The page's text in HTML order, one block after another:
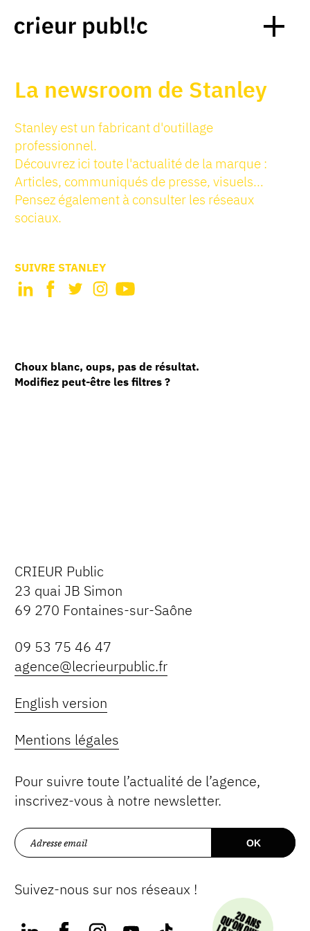
La newsroom de Stanley
Stanley est un fabricant d'outillage
professionnel.
Découvrez ici toute l'actualité de la marque :
Articles, communiqués de presse, visuels…
Pensez également à consulter les réseaux
sociaux.
SUIVRE STANLEY
Choux blanc, oups, pas de résultat.
Modifiez peut-être les filtres ?
CRIEUR Public
23 quai JB Simon
69 270 Fontaines-sur-Saône
09 53 75 46 47
agence@lecrieurpublic.fr
English version
Mentions légales
Pour suivre toute l’actualité de l’agence,
inscrivez-vous à notre newsletter.
Suivez-nous sur nos réseaux !